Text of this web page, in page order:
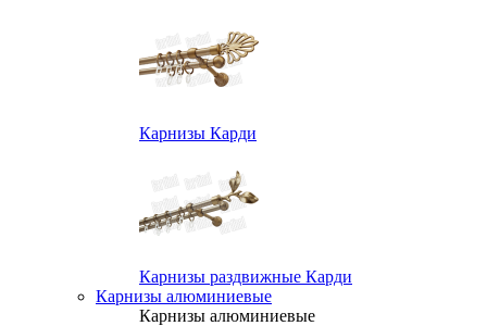
Карнизы Карди
Карнизы раздвижные Карди
Карнизы алюминиевые
Карнизы алюминиевые